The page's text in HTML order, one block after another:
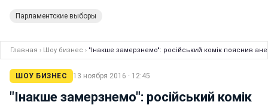
Парламентские выборы
Главная › Шоу бизнес › "Інакше замерзнемо": російський комік пояснив
ШОУ БИЗНЕС 13 ноября 2016 · 12:45
"Інакше замерзнемо": російський комік